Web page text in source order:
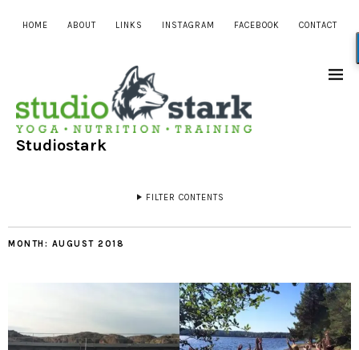
HOME ABOUT LINKS INSTAGRAM FACEBOOK CONTACT
Studiostark
FILTER CONTENTS
MONTH: AUGUST 2018